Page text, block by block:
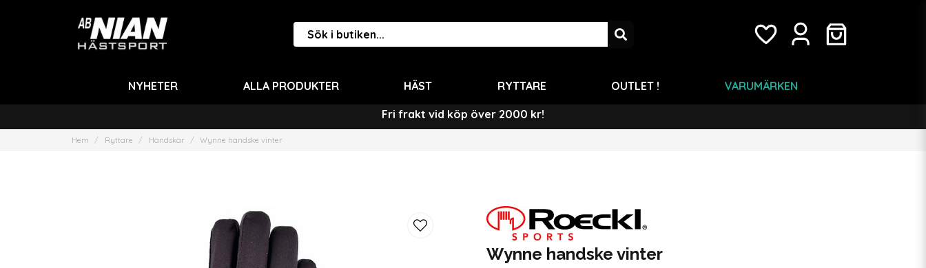
NYHETER ALLA PRODUKTER HÄST RYTTARE OUTLET ! VARUMÄRKEN
Fri frakt vid köp över 2000 kr!
Hem Ryttare Handskar Wynne handske vinter
Wynne handske vinter